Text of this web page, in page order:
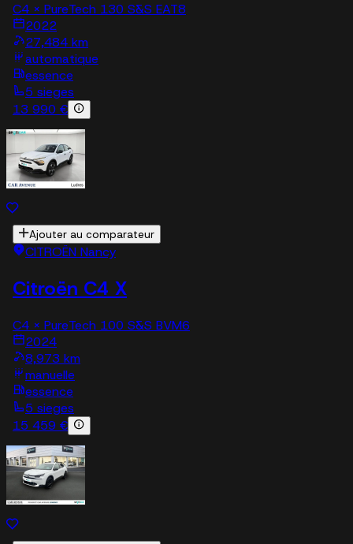
C4 X PureTech 130 S&S EAT8
2022
27,484 km
automatique
essence
5 sieges
13 990 €
Ajouter au comparateur
CITROËN Nancy
Citroën C4 X
C4 X PureTech 100 S&S BVM6
2024
8,973 km
manuelle
essence
5 sieges
15 459 €